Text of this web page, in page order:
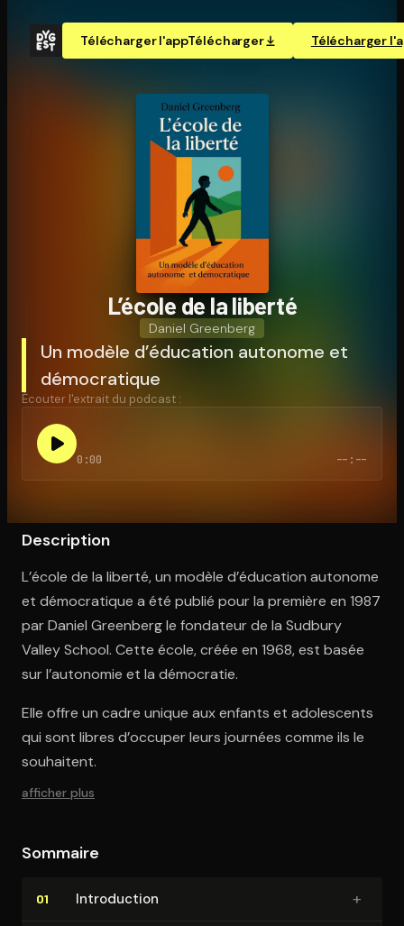
Télécharger l'appTélécharger Télécharger
Ouvre l'app Appareil photo, pointe sur le code. C'est gratuit à
L’école de la liberté
Daniel Greenberg
Un modèle d’éducation autonome et
démocratique
Écouter l'extrait du podcast :
0:00 --:--
Description
L’école de la liberté, un modèle d’éducation autonome
et démocratique a été publié pour la première en 1987
par Daniel Greenberg le fondateur de la Sudbury
Valley School. Cette école, créée en 1968, est basée
sur l’autonomie et la démocratie.
Elle offre un cadre unique aux enfants et adolescents
qui sont libres d’occuper leurs journées comme ils le
souhaitent.
afficher plus
Sommaire
01 In­tro­duc­tion +